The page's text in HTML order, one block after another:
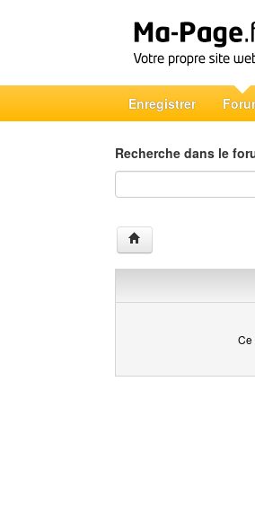
Enregistrer
Recherche dans le
Recherche dans le forum
Ce